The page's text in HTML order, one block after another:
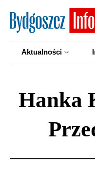
Aktualności
Hanka